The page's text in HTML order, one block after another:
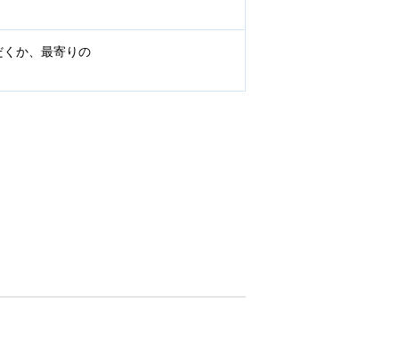
か、最寄りの